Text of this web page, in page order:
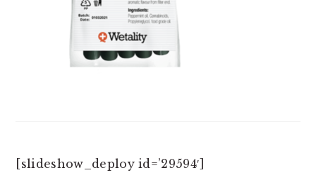
[slideshow_deploy id=’29594′]